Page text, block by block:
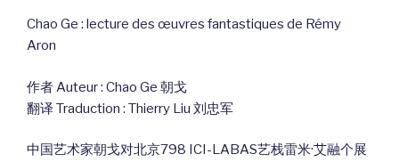
Chao Ge : lecture des œuvres fantastiques de Rémy
Aron
作者 Auteur : Chao Ge 朝戈
翻译 Traduction : Thierry Liu 刘忠军
中国艺术家朝戈对北京798 ICI-LABAS艺栈雷米·艾融个展